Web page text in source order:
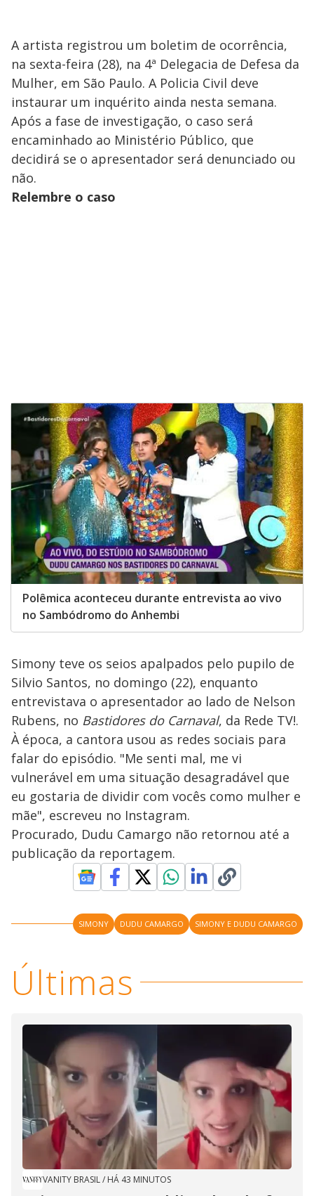
A artista registrou um boletim de ocorrência,
na sexta-feira (28), na 4ª Delegacia de Defesa da
Mulher, em São Paulo. A Policia Civil deve
instaurar um inquérito ainda nesta semana.
Após a fase de investigação, o caso será
encaminhado ao Ministério Público, que
decidirá se o apresentador será denunciado ou
não.
Relembre o caso
Polêmica aconteceu durante entrevista ao vivo
no Sambódromo do Anhembi
Simony teve os seios apalpados pelo pupilo de
Silvio Santos, no domingo (22), enquanto
entrevistava o apresentador ao lado de Nelson
Rubens, no Bastidores do Carnaval, da Rede TV!.
À época, a cantora usou as redes sociais para
falar do episódio. "Me senti mal, me vi
vulnerável em uma situação desagradável que
eu gostaria de dividir com vocês como mulher e
mãe", escreveu no Instagram.
Procurado, Dudu Camargo não retornou até a
publicação da reportagem.
SIMONY DUDU CAMARGO SIMONY E DUDU CAMARGO
Últimas
VANITY BRASIL/ HÁ 43 MINUTOS